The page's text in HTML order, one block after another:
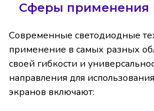
Сферы применения
Современные светодиодные
применение в самых разных
своей гибкости и
направления для
экранов включают: